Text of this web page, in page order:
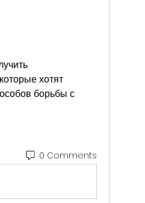
хотят
борьбы с
0 Comments